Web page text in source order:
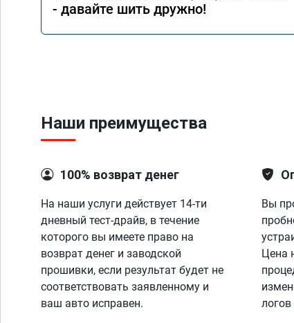
- давайте шить дружно!
Наши преимущества
100% возврат денег
На наши услуги действует 14-ти
дневный тест-драйв, в течение
которого вы имеете право на
возврат денег и заводской
прошивки, если результат будет не
соответствовать заявленному и
ваш авто исправен.
Вы
Цена
логов